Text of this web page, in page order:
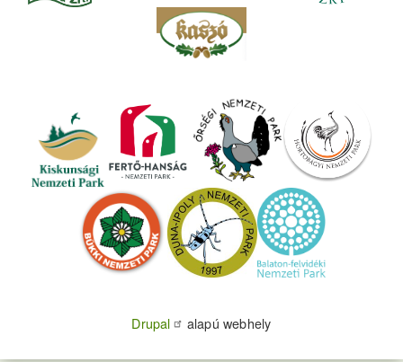
Drupal alapú webhely